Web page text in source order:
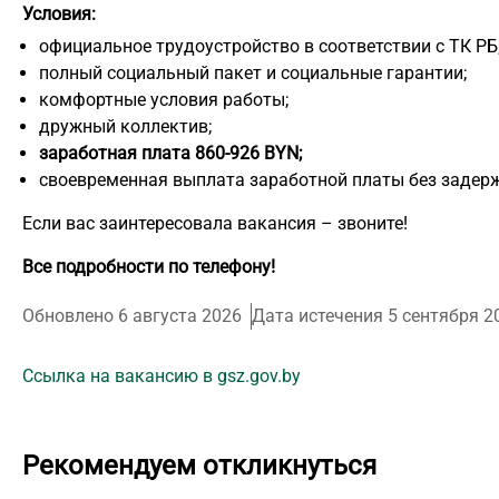
Условия:
официальное трудоустройство в соответствии с ТК
полный социальный пакет и социальные гарантии;
комфортные условия работы;
дружный коллектив;
заработная плата 860-926 BYN;
своевременная выплата заработной платы без
Если вас заинтересовала вакансия – звоните!
Все подробности по телефону!
Обновлено 6 августа 2026 Дата истечения 5 сентября
Ссылка на вакансию в gsz.gov.by
Рекомендуем откликнуться